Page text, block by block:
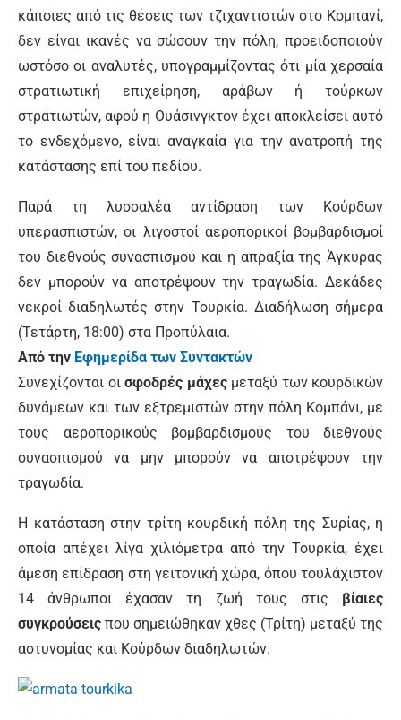
κάποιες από τις θέσεις των τζιχαντιστών στο Κομπανί,
δεν είναι ικανές να σώσουν την πόλη, προειδοποιούν
ωστόσο οι αναλυτές, υπογραμμίζοντας ότι μία χερσαία
στρατιωτική επιχείρηση, αράβων ή τούρκων
στρατιωτών, αφού η Ουάσινγκτον έχει αποκλείσει αυτό
το ενδεχόμενο, είναι αναγκαία για την ανατροπή της
κατάστασης επί του πεδίου.
Παρά τη λυσσαλέα αντίδραση των Κούρδων
υπερασπιστών, οι λιγοστοί αεροπορικοί βομβαρδισμοί
του διεθνούς συνασπισμού και η απραξία της Άγκυρας
δεν μπορούν να αποτρέψουν την τραγωδία. Δεκάδες
νεκροί διαδηλωτές στην Τουρκία. Διαδήλωση σήμερα
(Τετάρτη, 18:00) στα Προπύλαια.
Από την Εφημερίδα των Συντακτών
Συνεχίζονται οισφοδρές μάχεςμεταξύ των κουρδικών
δυνάμεων και των εξτρεμιστών στην πόλη Κομπάνι, με
τους αεροπορικούς βομβαρδισμούς του διεθνούς
συνασπισμού να μην μπορούν να αποτρέψουν την
τραγωδία.
Η κατάσταση στην τρίτη κουρδική πόλη της Συρίας, η
οποία απέχει λίγα χιλιόμετρα από την Τουρκία, έχει
άμεση επίδραση στη γειτονική χώρα, όπου τουλάχιστον
14 άνθρωποι έχασαν τη ζωή τους στις βίαιες
συγκρούσεις που σημειώθηκαν χθες (Τρίτη) μεταξύ της
αστυνομίας και Κούρδων διαδηλωτών.